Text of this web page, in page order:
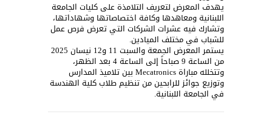
يهدف المعرض لتعريف التلامذة على كليات الجامعة
اللبنانية ومعاهدها وكافة اختصاصاتها وشهاداتها،
وتشارك فيه عشرات الشركات التي تعرض فرص عمل
للشباب في مختلف الميادين.
يستمر المعرض الجمعة والسبت 11 و12 نيسان 2025
من الساعة 9 صباحاً إلى الساعة 4 بعد الظهر،
وتتخلله مباراة Mecatronics بين تلاميذ المدارس
وتوزيع جوائز للرابحين من تنظيم طلاب كلية الهندسة
في الجامعة اللبنانية.